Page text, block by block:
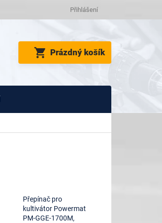
Přihlášení
NÁKUPNÍ
KOŠÍK
Prázdný košík
Přepínač pro
kultivátor Powermat
PM-GGE-1700M,